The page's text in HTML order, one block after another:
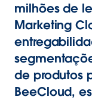
milhões de
Marketing
de produtos
BeeCloud,